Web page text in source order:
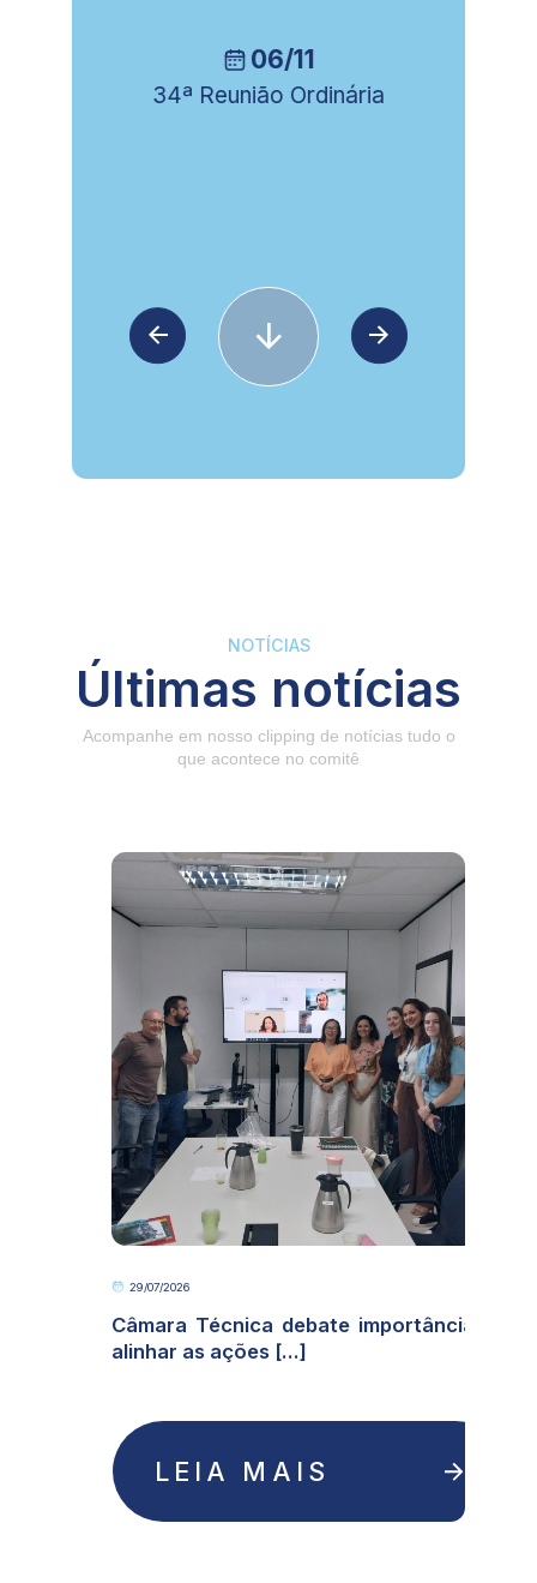
06/11
34ª Reunião Ordinária
NOTÍCIAS
Últimas notícias
Acompanhe em nosso clipping de notícias tudo o
que acontece no comitê
29/07/2026
Câmara Técnica debate importância de
alinhar as ações [...]
LEIA MAIS